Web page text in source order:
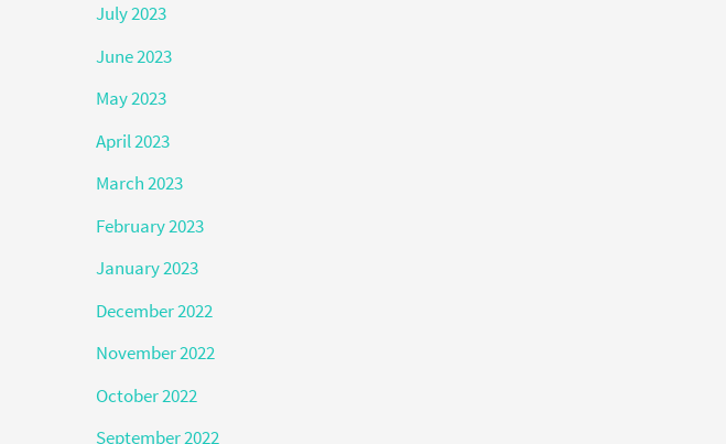
July 2023
June 2023
May 2023
April 2023
March 2023
February 2023
January 2023
December 2022
November 2022
October 2022
September 2022